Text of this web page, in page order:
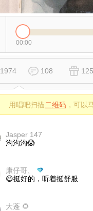
00:00
1974 108 125
用唱吧扫描二维码 ，可以
Jasper 147
沟沟沟😱
康仔哥、
😄挺好的，听着挺舒服
大蓬 🌻